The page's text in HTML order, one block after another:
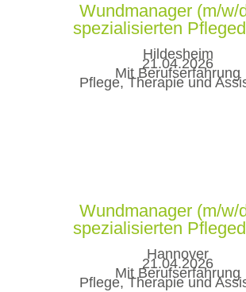
Wundmanager (m/w/
spezialisierten
Hildesheim
21.04.2026
Mit Berufserfahrung
Pflege, Therapie und
Wundmanager (m/w/
spezialisierten
Hannover
21.04.2026
Mit Berufserfahrung
Pflege, Therapie und